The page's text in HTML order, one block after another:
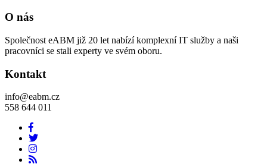
O nás
Společnost eABM již 20 let nabízí komplexní IT služby a naši
pracovníci se stali experty ve svém oboru.
Kontakt
info@eabm.cz
558 644 011